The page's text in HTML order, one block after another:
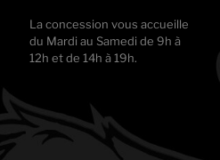
La concession vous accueille
du Mardi au Samedi de 9h à
12h et de 14h à 19h.